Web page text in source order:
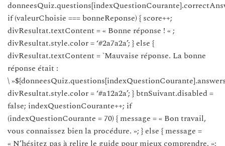
if (valeurChoisie === bonneReponse) { score++;
divResultat.textContent = « Bonne réponse ! « ;
divResultat.style.color = ‘#2a7a2a’; } else {
divResultat.textContent = `Mauvaise réponse. La bonne
réponse était :
\
divResultat.style.color = ‘#a12a2a’; } btnSuivant.disabled =
false; indexQuestionCourante++; if
(indexQuestionCourante = 70) { message = « Bon travail,
vous connaissez bien la procédure. »; } else { message =